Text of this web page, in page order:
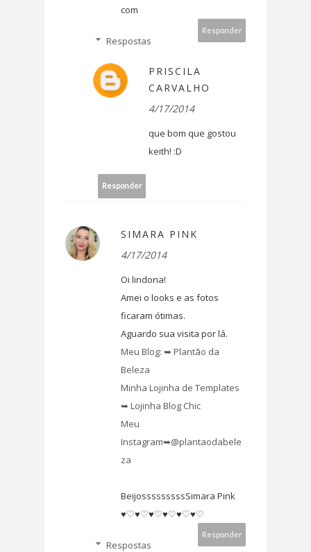
com
Responder
Respostas
PRISCILA
CARVALHO
4/17/2014
que bom que gostou
keith! :D
Responder
SIMARA PINK
4/17/2014
Oi lindona!
Amei o looks e as fotos
ficaram ótimas.
Aguardo sua visita por lá.
Meu Blog: ➥ Plantão da
Beleza
Minha Lojinha de Templates
➥ Lojinha Blog Chic
Meu
Instagram➥@plantaodabele
za
BeijosssssssssSimara Pink
♥♡♥♡♥♡♥♡♥♡♥♡
Responder
Respostas